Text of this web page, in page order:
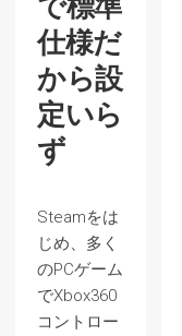
で標準
仕様だ
から設
定いら
ず
Steamをは
じめ、多く
のPCゲーム
でXbox360
コントロー